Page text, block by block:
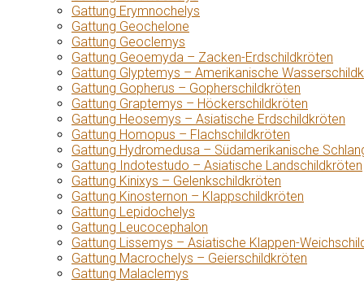
Gattung Erymnochelys
Gattung Geochelone
Gattung Geoclemys
Gattung Geoemyda – Zacken-Erdschildkröten
Gattung Glyptemys – Amerikanische
Gattung Gopherus – Gopherschildkröten
Gattung Graptemys – Höckerschildkröten
Gattung Heosemys – Asiatische Erdschildkröten
Gattung Homopus – Flachschildkröten
Gattung Hydromedusa – Südamerikanische
Gattung Indotestudo – Asiatische Landschildkröten
Gattung Kinixys – Gelenkschildkröten
Gattung Kinosternon – Klappschildkröten
Gattung Lepidochelys
Gattung Leucocephalon
Gattung Lissemys – Asiatische Klappen-
Gattung Macrochelys – Geierschildkröten
Gattung Malaclemys